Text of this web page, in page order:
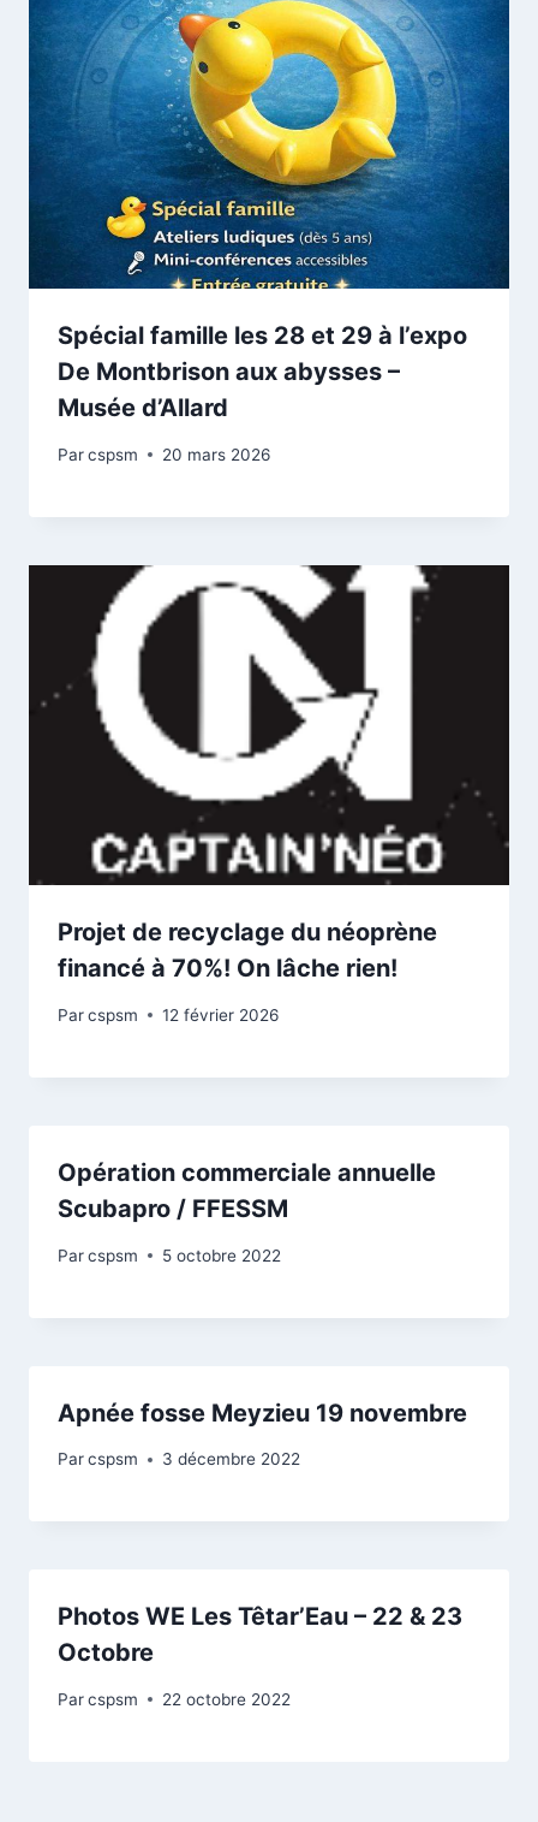
Spécial famille les 28 et 29 à l’expo
De Montbrison aux abysses –
Musée d’Allard
Parcspsm 20 mars 2026
Projet de recyclage du néoprène
financé à 70%! On lâche rien!
Parcspsm 12 février 2026
Opération commerciale annuelle
Scubapro / FFESSM
Parcspsm 5 octobre 2022
Apnée fosse Meyzieu 19 novembre
Parcspsm 3 décembre 2022
Photos WE Les Têtar’Eau – 22 & 23
Octobre
Parcspsm 22 octobre 2022